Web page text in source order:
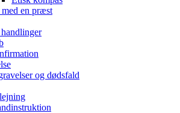
en præst
og dødsfald